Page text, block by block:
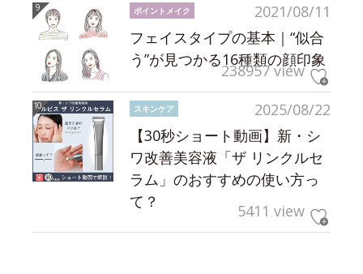
2021/08/11
ポイントメイク
フェイスタイプの基本｜“似合
う”が見つかる16種類の顔印象
238957 view
2025/08/22
スキンケア
【30秒ショート動画】新・シ
ワ改善美容液「ザ リンクルセ
ラム」のおすすめの使い方っ
て？
5411 view